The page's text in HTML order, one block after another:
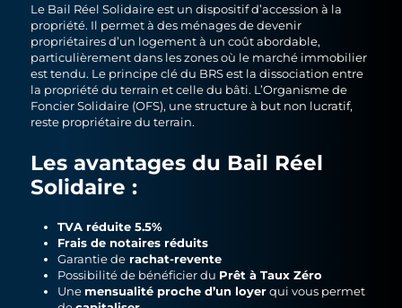
Le Bail Réel Solidaire est un dispositif d’accession à la
propriété. Il permet à des ménages de devenir
propriétaires d’un logement à un coût abordable,
particulièrement dans les zones où le marché immobilier
est tendu. Le principe clé du BRS est la dissociation entre
la propriété du terrain et celle du bâti. L’Organisme de
Foncier Solidaire (OFS), une structure à but non lucratif,
reste propriétaire du terrain.
Les avantages du Bail Réel
Solidaire :
TVA réduite 5.5%
Frais de notaires réduits
Garantie derachat-revente
Possibilité de bénéficier du Prêt à Taux Zéro
Une mensualité proche d’un loyerqui vous permet